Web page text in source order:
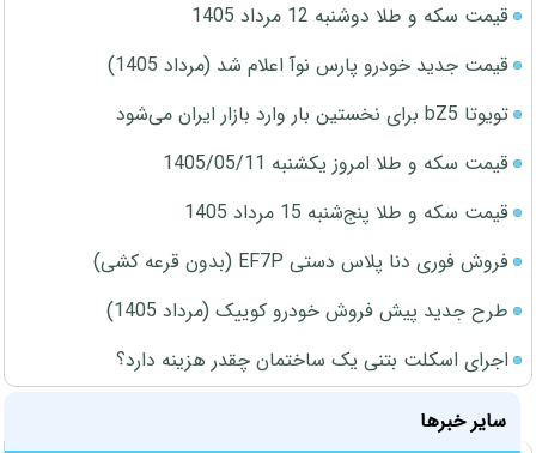
قیمت سکه و طلا دوشنبه 12 مرداد 1405
قیمت جدید خودرو پارس نوآ اعلام شد (مرداد 1405)
تویوتا bZ5 برای نخستین بار وارد بازار ایران می‌شود
قیمت سکه و طلا امروز یکشنبه 1405/05/11
قیمت سکه و طلا پنج‌شنبه 15 مرداد 1405
فروش فوری دنا پلاس دستی EF7P (بدون قرعه کشی)
طرح جدید پیش فروش خودرو کوییک (مرداد 1405)
اجرای اسکلت بتنی یک ساختمان چقدر هزینه دارد؟
سایر خبرها